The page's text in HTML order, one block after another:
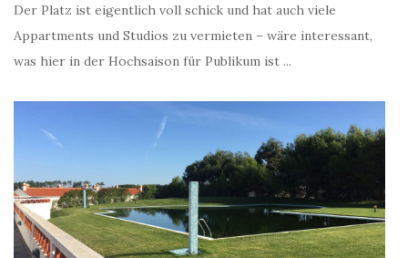
Der Platz ist eigentlich voll schick und hat auch viele
Appartments und Studios zu vermieten – wäre interessant,
was hier in der Hochsaison für Publikum ist ...